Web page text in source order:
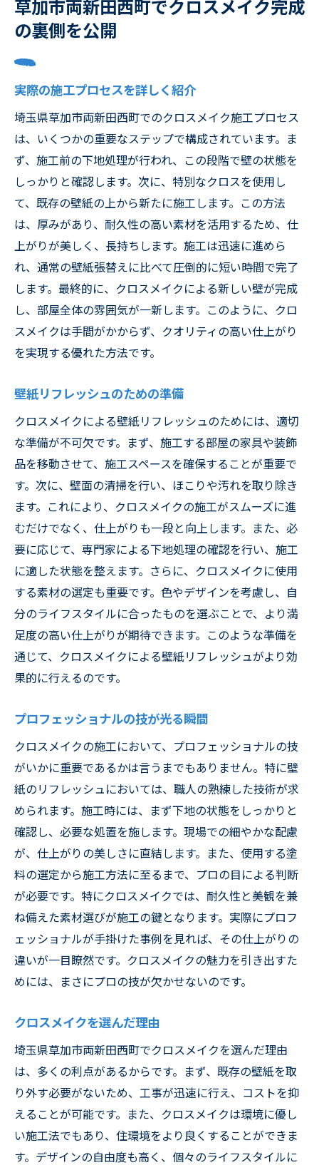
草加市両新田西町でクロスメイク完成
の裏側を公開
実際の施工プロセスを詳しく紹介
埼玉県草加市両新田西町でのクロスメイク施工プロセス
は、いくつかの重要なステップで構成されています。ま
ず、施工前の下地処理が行われ、この段階で壁の状態を
しっかりと確認します。次に、特別なクロスを使用し
て、既存の壁紙の上から新たに施工します。この方法
は、厚みがあり、耐久性の高い素材を活用するため、仕
上がりが美しく、長持ちします。施工は迅速に進めら
れ、通常の壁紙張替えに比べて圧倒的に短い時間で完了
します。最終的に、クロスメイクによる新しい壁が完成
し、部屋全体の雰囲気が一新します。このように、クロ
スメイクは手間がかからず、クオリティの高い仕上がり
を実現する優れた方法です。
壁紙リフレッシュのための準備
クロスメイクによる壁紙リフレッシュのためには、適切
な準備が不可欠です。まず、施工する部屋の家具や装飾
品を移動させて、施工スペースを確保することが重要で
す。次に、壁面の清掃を行い、ほこりや汚れを取り除き
ます。これにより、クロスメイクの施工がスムーズに進
むだけでなく、仕上がりも一段と向上します。また、必
要に応じて、専門家による下地処理の確認を行い、施工
に適した状態を整えます。さらに、クロスメイクに使用
する素材の選定も重要です。色やデザインを考慮し、自
分のライフスタイルに合ったものを選ぶことで、より満
足度の高い仕上がりが期待できます。このような準備を
通じて、クロスメイクによる壁紙リフレッシュがより効
果的に行えるのです。
プロフェッショナルの技が光る瞬間
クロスメイクの施工において、プロフェッショナルの技
がいかに重要であるかは言うまでもありません。特に壁
紙のリフレッシュにおいては、職人の熟練した技術が求
められます。施工時には、まず下地の状態をしっかりと
確認し、必要な処置を施します。現場での細やかな配慮
が、仕上がりの美しさに直結します。また、使用する塗
料の選定から施工方法に至るまで、プロの目による判断
が必要です。特にクロスメイクでは、耐久性と美観を兼
ね備えた素材選びが施工の鍵となります。実際にプロフ
ェッショナルが手掛けた事例を見れば、その仕上がりの
違いが一目瞭然です。クロスメイクの魅力を引き出すた
めには、まさにプロの技が欠かせないのです。
クロスメイクを選んだ理由
埼玉県草加市両新田西町でクロスメイクを選んだ理由
は、多くの利点があるからです。まず、既存の壁紙を取
り外す必要がないため、工事が迅速に行え、コストを抑
えることが可能です。また、クロスメイクは環境に優し
い施工法でもあり、住環境をより良くすることができま
す。デザインの自由度も高く、個々のライフスタイルに